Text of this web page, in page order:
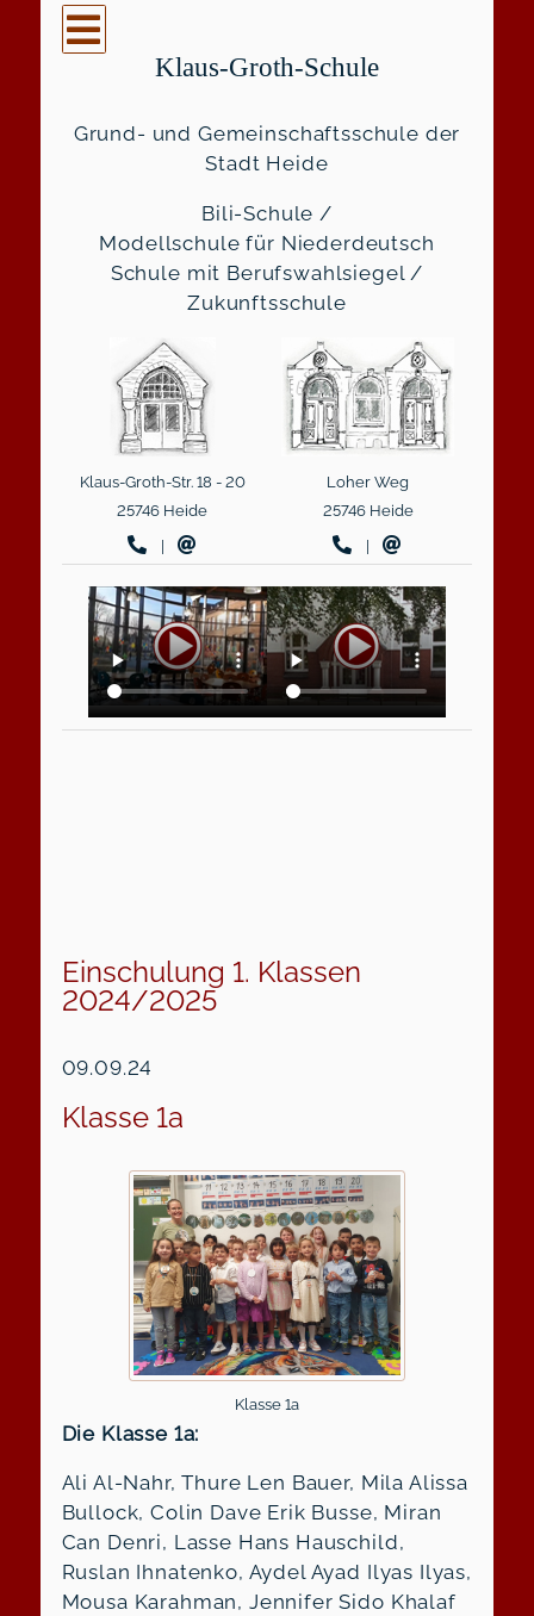
Klaus-Groth-Schule
Grund- und Gemeinschaftsschule der
Stadt Heide
Bili-Schule /
Modellschule für Niederdeutsch
Schule mit Berufswahlsiegel /
Zukunftsschule
Klaus-Groth-Str. 18 - 20
25746 Heide
Loher Weg
25746 Heide
Einschulung 1. Klassen
2024/2025
09.09.24
Klasse 1a
Klasse 1a
Die Klasse 1a:
Ali Al-Nahr, Thure Len Bauer, Mila Alissa
Bullock, Colin Dave Erik Busse, Miran
Can Denri, Lasse Hans Hauschild,
Ruslan Ihnatenko, Aydel Ayad Ilyas Ilyas,
Mousa Karahman, Jennifer Sido Khalaf